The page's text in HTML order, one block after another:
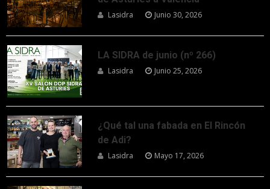
Lasidra Junio 30, 2026
LA SIDRA de junio (nº 266)
Lasidra Junio 25, 2026
¿Qué tal una fabada en El Rincón
de Adi?
Lasidra Mayo 17, 2026